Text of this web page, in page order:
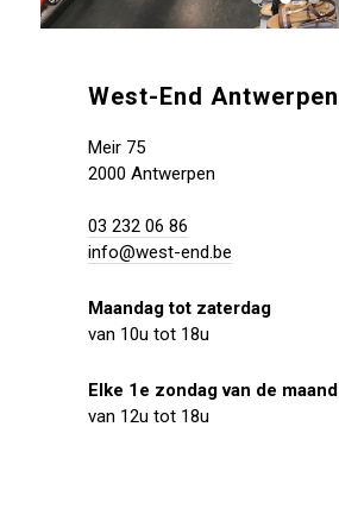
West-End Antwerpen
Meir 75
2000 Antwerpen
03 232 06 86
info@west-end.be
Maandag tot zaterdag
van 10u tot 18u
Elke 1e zondag van de maand
van 12u tot 18u